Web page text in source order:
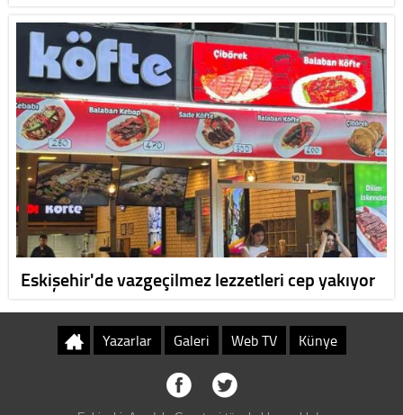
Eskişehir'de vazgeçilmez lezzetleri cep yakıyor
Yazarlar Galeri Web TV Künye